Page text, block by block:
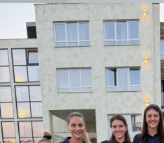
Larger
Image